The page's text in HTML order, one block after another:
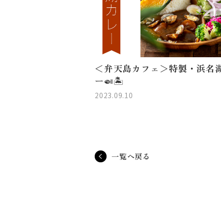
＜弁天島カフェ＞特製・浜名
ー🍛🏝️
2023.09.10
一覧へ戻る